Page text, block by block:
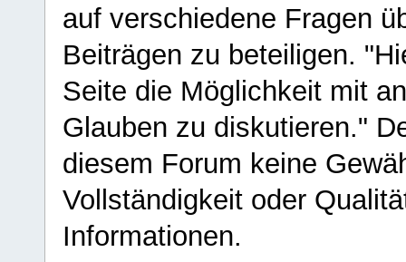
auf verschiedene Fragen
Beiträgen zu beteiligen.
Seite die Möglichkeit mit
Glauben zu diskutieren."
diesem Forum keine
Vollständigkeit oder
Informationen.